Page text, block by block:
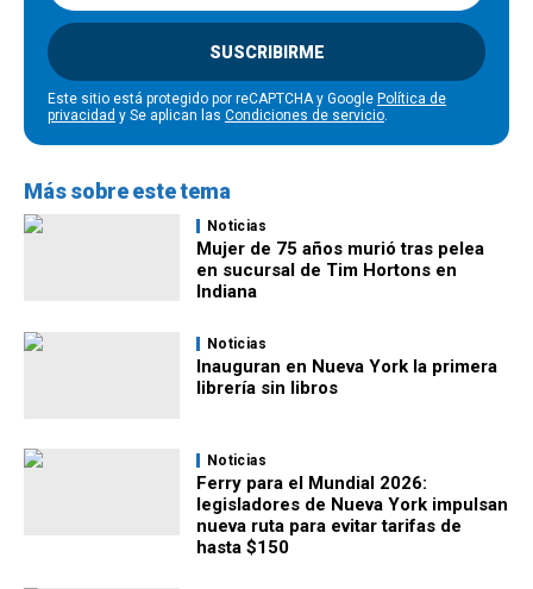
SUSCRIBIRME
Este sitio está protegido por reCAPTCHA y Google Política de
privacidad y Se aplican las Condiciones de servicio
Más sobre este tema
Noticias
Mujer de 75 años murió tras pelea
en sucursal de Tim Hortons en
Indiana
Noticias
Inauguran en Nueva York la primera
librería sin libros
Noticias
Ferry para el Mundial 2026:
legisladores de Nueva York impulsan
nueva ruta para evitar tarifas de
hasta $150